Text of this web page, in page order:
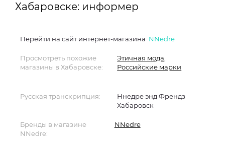
Хабаровске: информер
Перейти на сайт интернет-магазина NNedre
Просмотреть похожие
магазины в Хабаровске:
Этичная мода
Российские марки
Русская транскрипция:
Ннедре энд Френдз
Хабаровск
Бренды в магазине
NNedre:
NNedre